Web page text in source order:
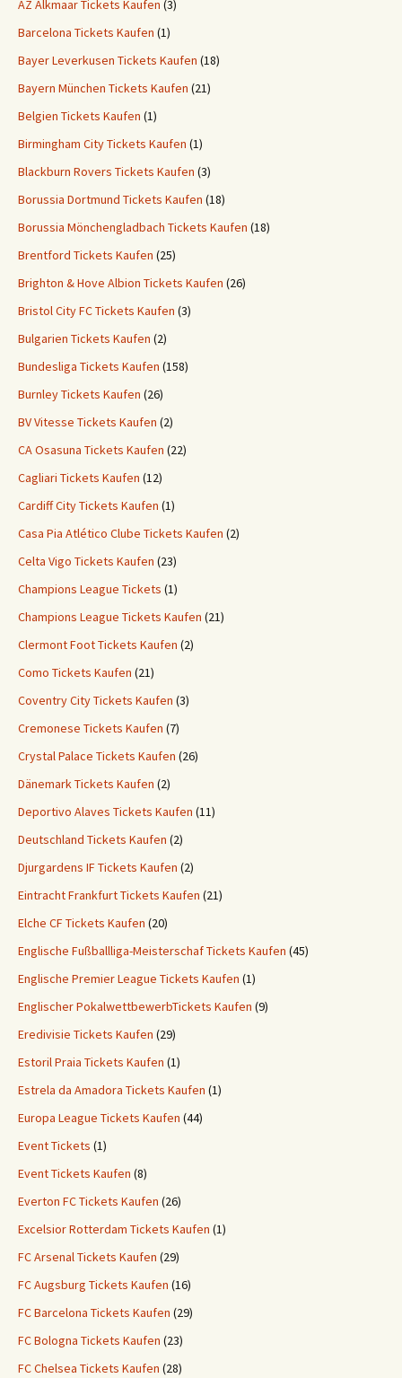
AZ Alkmaar Tickets Kaufen (3)
Barcelona Tickets Kaufen (1)
Bayer Leverkusen Tickets Kaufen (18)
Bayern München Tickets Kaufen (21)
Belgien Tickets Kaufen (1)
Birmingham City Tickets Kaufen (1)
Blackburn Rovers Tickets Kaufen (3)
Borussia Dortmund Tickets Kaufen (18)
Borussia Mönchengladbach Tickets Kaufen (18)
Brentford Tickets Kaufen (25)
Brighton & Hove Albion Tickets Kaufen (26)
Bristol City FC Tickets Kaufen (3)
Bulgarien Tickets Kaufen (2)
Bundesliga Tickets Kaufen (158)
Burnley Tickets Kaufen (26)
BV Vitesse Tickets Kaufen (2)
CA Osasuna Tickets Kaufen (22)
Cagliari Tickets Kaufen (12)
Cardiff City Tickets Kaufen (1)
Casa Pia Atlético Clube Tickets Kaufen (2)
Celta Vigo Tickets Kaufen (23)
Champions League Tickets (1)
Champions League Tickets Kaufen (21)
Clermont Foot Tickets Kaufen (2)
Como Tickets Kaufen (21)
Coventry City Tickets Kaufen (3)
Cremonese Tickets Kaufen (7)
Crystal Palace Tickets Kaufen (26)
Dänemark Tickets Kaufen (2)
Deportivo Alaves Tickets Kaufen (11)
Deutschland Tickets Kaufen (2)
Djurgardens IF Tickets Kaufen (2)
Eintracht Frankfurt Tickets Kaufen (21)
Elche CF Tickets Kaufen (20)
Englische Fußballliga-Meisterschaf Tickets Kaufen (45)
Englische Premier League Tickets Kaufen (1)
Englischer PokalwettbewerbTickets Kaufen (9)
Eredivisie Tickets Kaufen (29)
Estoril Praia Tickets Kaufen (1)
Estrela da Amadora Tickets Kaufen (1)
Europa League Tickets Kaufen (44)
Event Tickets (1)
Event Tickets Kaufen (8)
Everton FC Tickets Kaufen (26)
Excelsior Rotterdam Tickets Kaufen (1)
FC Arsenal Tickets Kaufen (29)
FC Augsburg Tickets Kaufen (16)
FC Barcelona Tickets Kaufen (29)
FC Bologna Tickets Kaufen (23)
FC Chelsea Tickets Kaufen (28)